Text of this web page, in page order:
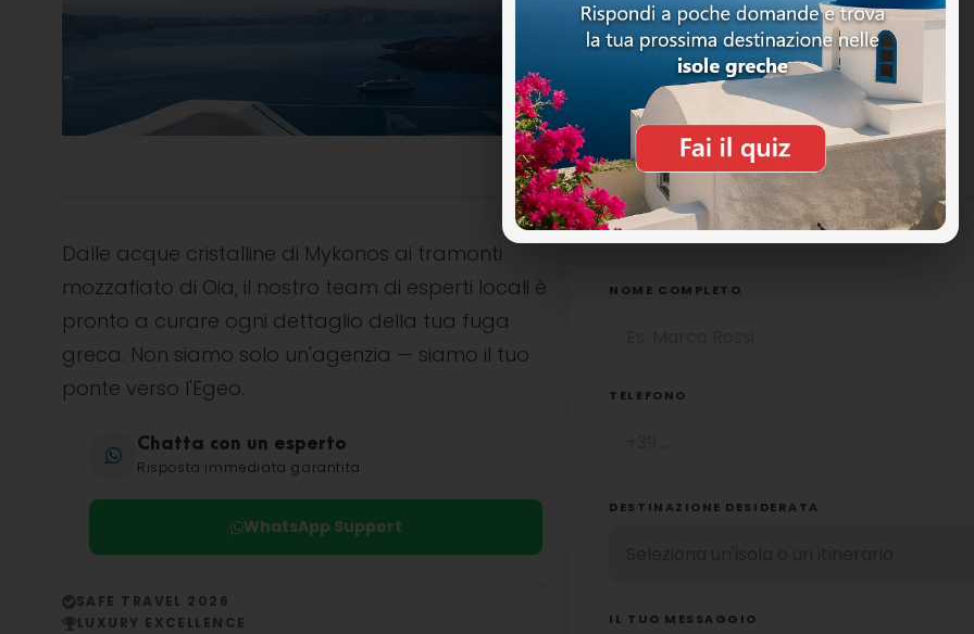
Dalle acque cristalline di Mykonos ai tramonti
mozzafiato di Oia, il nostro team di esperti locali è
pronto a curare ogni dettaglio della tua fuga
greca. Non siamo solo un'agenzia — siamo il tuo
ponte verso l'Egeo.
Chatta con un esperto
Risposta immediata garantita
WhatsApp Support
SAFE TRAVEL 2026
LUXURY EXCELLENCE
NOME COMPLETO
TELEFONO
DESTINAZIONE DESIDERATA
IL TUO MESSAGGIO